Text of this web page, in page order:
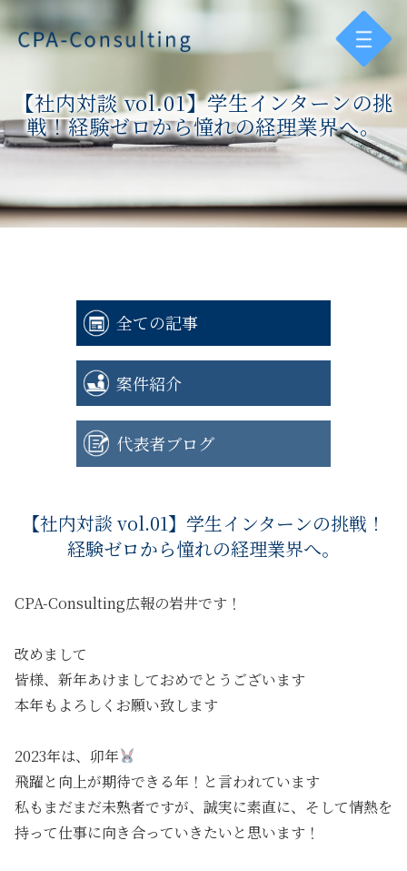
【社内対談 vol.01】学生インターンの挑
戦！経験ゼロから憧れの経理業界へ。
全ての記事
案件紹介
代表者ブログ
【社内対談 vol.01】学生インターンの挑戦！
経験ゼロから憧れの経理業界へ。
CPA-Consulting広報の岩井です！
改めまして
皆様、新年あけましておめでとうございます
本年もよろしくお願い致します
2023年は、卯年
飛躍と向上が期待できる年！と言われています
私もまだまだ未熟者ですが、誠実に素直に、そして情熱を
持って仕事に向き合っていきたいと思います！